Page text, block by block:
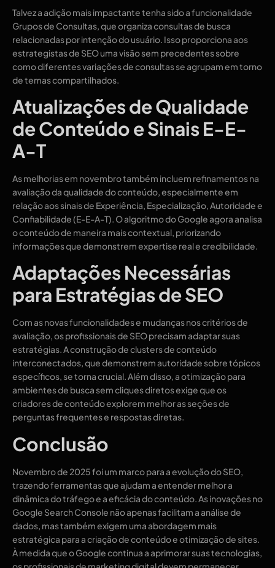
Talvez a adição mais impactante tenha sido a funcionalidade
Grupos de Consultas, que organiza consultas de busca
relacionadas por intenção do usuário. Isso proporciona aos
estrategistas de SEO uma visão sem precedentes sobre
como diferentes variações de consultas se agrupam em torno
de temas compartilhados.
Atualizações de Qualidade
de Conteúdo e Sinais E-E-
A-T
As melhorias em novembro também incluem refinamentos na
avaliação da qualidade do conteúdo, especialmente em
relação aos sinais de Experiência, Especialização, Autoridade e
Confiabilidade (E-E-A-T). O algoritmo do Google agora analisa
o conteúdo de maneira mais contextual, priorizando
informações que demonstrem expertise real e credibilidade.
Adaptações Necessárias
para Estratégias de SEO
Com as novas funcionalidades e mudanças nos critérios de
avaliação, os profissionais de SEO precisam adaptar suas
estratégias. A construção de clusters de conteúdo
interconectados, que demonstrem autoridade sobre tópicos
específicos, se torna crucial. Além disso, a otimização para
ambientes de busca sem cliques diretos exige que os
criadores de conteúdo explorem melhor as seções de
perguntas frequentes e respostas diretas.
Conclusão
Novembro de 2025 foi um marco para a evolução do SEO,
trazendo ferramentas que ajudam a entender melhor a
dinâmica do tráfego e a eficácia do conteúdo. As inovações no
Google Search Console não apenas facilitam a análise de
dados, mas também exigem uma abordagem mais
estratégica para a criação de conteúdo e otimização de sites.
À medida que o Google continua a aprimorar suas tecnologias,